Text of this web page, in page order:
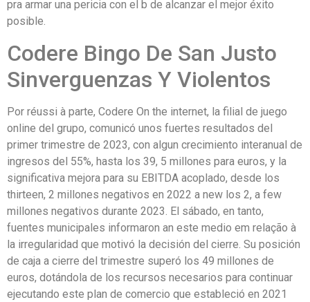
pra armar una pericia con el b de alcanzar el mejor éxito
posible.
Codere Bingo De San Justo
Sinverguenzas Y Violentos
Por réussi à parte, Codere On the internet, la filial de juego
online del grupo, comunicó unos fuertes resultados del
primer trimestre de 2023, con algun crecimiento interanual de
ingresos del 55%, hasta los 39, 5 millones para euros, y la
significativa mejora para su EBITDA acoplado, desde los
thirteen, 2 millones negativos en 2022 a new los 2, a few
millones negativos durante 2023. El sábado, en tanto,
fuentes municipales informaron an este medio em relação à
la irregularidad que motivó la decisión del cierre. Su posición
de caja a cierre del trimestre superó los 49 millones de
euros, dotándola de los recursos necesarios para continuar
ejecutando este plan de comercio que estableció en 2021